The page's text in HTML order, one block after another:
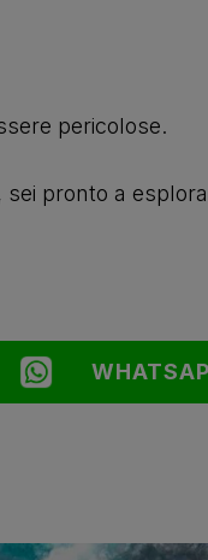
pericolose.
pronto a